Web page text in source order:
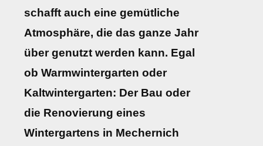
schafft auch eine gemütliche
Atmosphäre, die das ganze Jahr
über genutzt werden kann. Egal
ob Warmwintergarten oder
Kaltwintergarten: Der Bau oder
die Renovierung eines
Wintergartens in Mechernich